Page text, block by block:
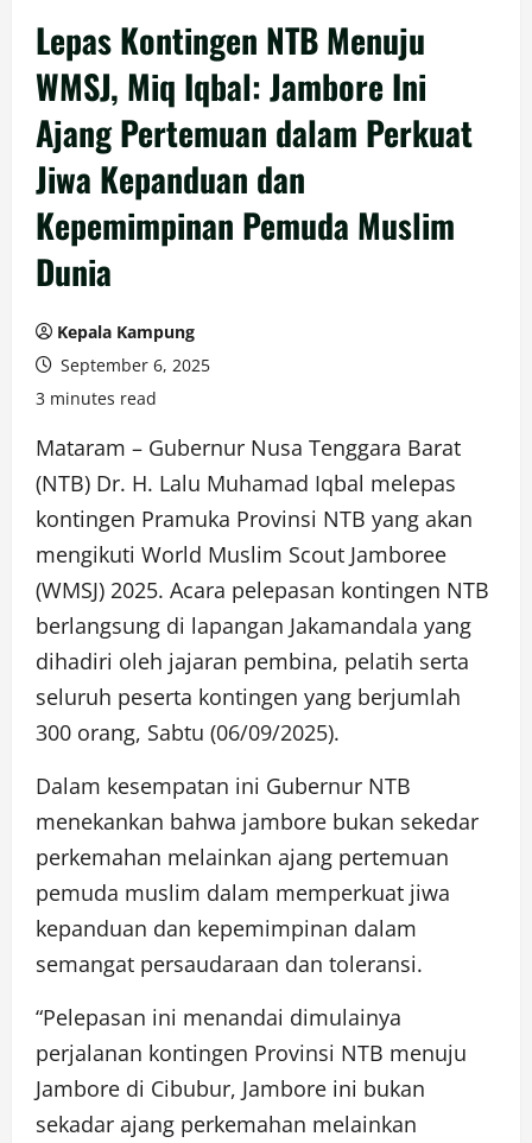
Lepas Kontingen NTB Menuju
WMSJ, Miq Iqbal: Jambore Ini
Ajang Pertemuan dalam Perkuat
Jiwa Kepanduan dan
Kepemimpinan Pemuda Muslim
Dunia
Kepala Kampung
September 6, 2025
3 minutes read
Mataram – Gubernur Nusa Tenggara Barat
(NTB) Dr. H. Lalu Muhamad Iqbal melepas
kontingen Pramuka Provinsi NTB yang akan
mengikuti World Muslim Scout Jamboree
(WMSJ) 2025. Acara pelepasan kontingen NTB
berlangsung di lapangan Jakamandala yang
dihadiri oleh jajaran pembina, pelatih serta
seluruh peserta kontingen yang berjumlah
300 orang, Sabtu (06/09/2025).
Dalam kesempatan ini Gubernur NTB
menekankan bahwa jambore bukan sekedar
perkemahan melainkan ajang pertemuan
pemuda muslim dalam memperkuat jiwa
kepanduan dan kepemimpinan dalam
semangat persaudaraan dan toleransi.
“Pelepasan ini menandai dimulainya
perjalanan kontingen Provinsi NTB menuju
Jambore di Cibubur, Jambore ini bukan
sekadar ajang perkemahan melainkan